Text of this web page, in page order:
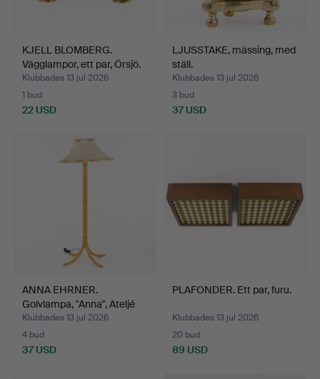
KJELL BLOMBERG.
Vägglampor, ett par, Örsjö.
Klubbades 13 jul 2026
1 bud
22 USD
LJUSSTAKE, mässing, med
ställ.
Klubbades 13 jul 2026
3 bud
37 USD
ANNA EHRNER.
Golvlampa, "Anna", Ateljé
Lyk…
Klubbades 13 jul 2026
4 bud
37 USD
PLAFONDER. Ett par, furu.
Klubbades 13 jul 2026
20 bud
89 USD